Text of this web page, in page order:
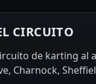
CIRCUITO
de karting al
Charnock,